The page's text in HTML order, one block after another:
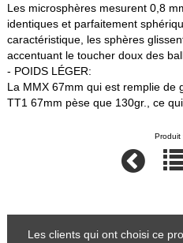
Les microsphères mesurent 0,8
identiques et parfaitement
caractéristique, les sphères
accentuant le toucher doux des
- POIDS LÉGER:
La MMX 67mm qui est remplie de
TT1 67mm pèse que 130gr., ce
Produit
Les clients qui ont choisi ce